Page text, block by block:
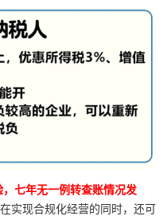
，七年无一例转查账情况发
实现合规化经营的同时，还可